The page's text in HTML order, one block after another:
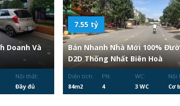
Doanh Và
Nội thất:
Đầy đủ
7.55 tỷ
Bán Nhanh Nhà Mới 100%
D2D Thống Nhất Biên Hoà
Diện tích:
84m2
PN:
4
WC:
3 WC
Nội
Cơ